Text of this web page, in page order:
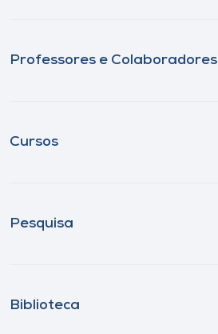
Professores e Colaboradores
Cursos
Pesquisa
Biblioteca